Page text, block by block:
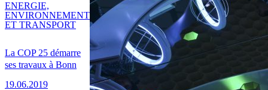
La COP 25 démarre
ses travaux à Bonn
19.06.2019
ENERGIE,
ENVIRONNEMENT
ET TRANSPORT